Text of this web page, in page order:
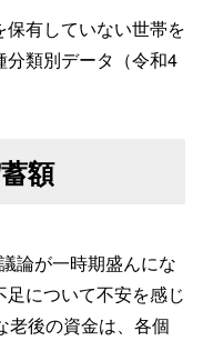
有していない世帯を
類別データ（令和4
額
論が一時期盛んにな
について不安を感じ
老後の資金は、各個